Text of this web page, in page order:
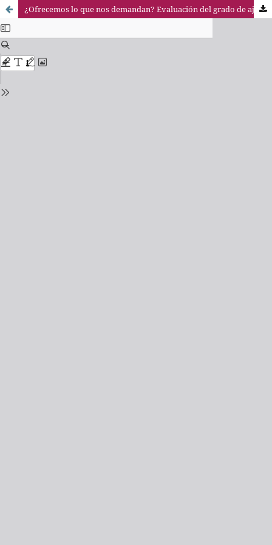
¿Ofrecemos lo que nos demandan? Evaluación del grado de ajuste del perfil competencial obtenido por los alumnos de ADE y el demandado por las empresas